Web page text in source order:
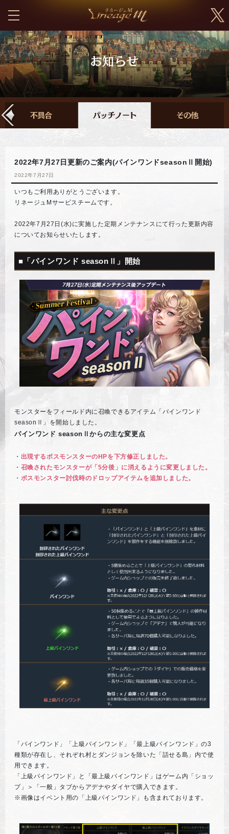
2022年7月27日更新のご案内(パインワンドseasonⅡ開始)
2022年7月27日
いつもご利用ありがとうございます。
リネージュMサービスチームです。
2022年7月27日(水)に実施した定期メンテナンスにて行った更新内容
についてお知らせいたします。
■「パインワンド seasonⅡ」開始
モンスターをフィールド内に召喚できるアイテム「パインワンド
seasonⅡ」を開始しました。
パインワンド seasonⅡからの主な変更点
・ 出現するボスモンスターのHPを下方修正しました。
・ 召喚されたモンスターが「5分後」に消えるように変更しました。
・ ボスモンスター討伐時のドロップアイテムを追加しました。
「パインワンド」「上級パインワンド」「最上級パインワンド」の3
種類が存在し、それぞれ村とダンジョンを除いた「話せる島」内で使
用できます。
「上級パインワンド」と「最上級パインワンド」はゲーム内「ショッ
プ」＞「一般」タブからアデナやダイヤで購入できます。
※画像はイベント用の「上級パインワンド」も含まれております。